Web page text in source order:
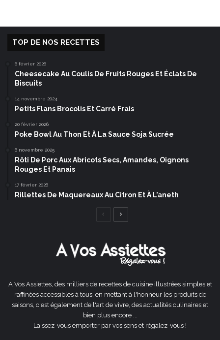
TOP DE NOS RECETTES
6 février 2026
Cheesecake Au Coulis De Fruits Rouges Et Éclats De
Biscuits
14 novembre 2024
Petits Flans Brocolis Et Carré Frais
20 février 2026
Poke Bowl Au Thon Et À La Sauce Soja Sucrée
6 novembre 2025
Rôti De Porc Aux Abricots Secs, Amandes, Oignons
Rouges Et Panais
17 février 2026
Rillettes De Maquereaux Au Citron Et À L’aneth
Page
A Vos Assiettes, des milliers de recettes de cuisine illustrées simples et
raffinées accessibles à tous, en mettant à l'honneur les produits de
saisons, c'est également de l'art de vivre, des actualités culinaires et
bien plus encore ...
Laissez-vous emporter par vos sens et régalez-vous !